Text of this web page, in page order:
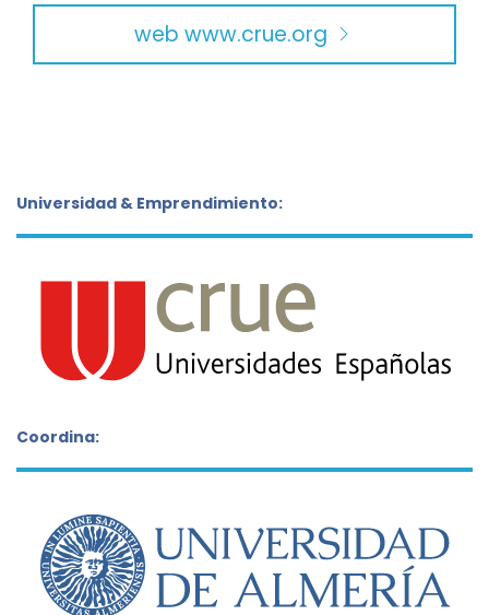
web www.crue.org
Universidad & Emprendimiento:
Coordina: